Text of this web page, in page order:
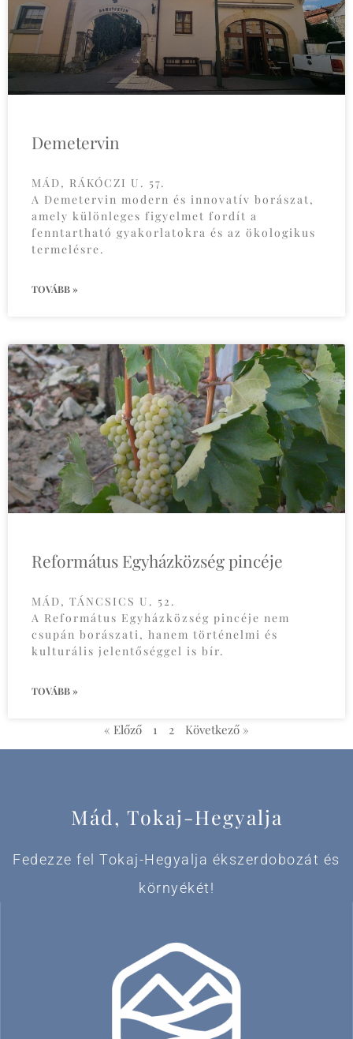
Demetervin
MÁD, RÁKÓCZI U. 57.
A Demetervin modern és innovatív borászat,
amely különleges figyelmet fordít a
fenntartható gyakorlatokra és az ökologikus
termelésre.
TOVÁBB »
Református Egyházközség pincéje
MÁD, TÁNCSICS U. 52.
A Református Egyházközség pincéje nem
csupán borászati, hanem történelmi és
kulturális jelentőséggel is bír.
TOVÁBB »
« Előző 1 2 Következő »
Mád, Tokaj-Hegyalja
Fedezze fel Tokaj-Hegyalja ékszerdobozát és
környékét!